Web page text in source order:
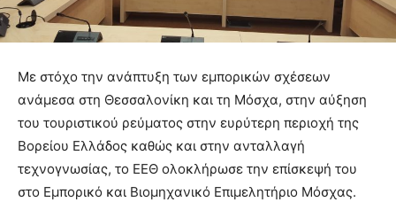
Με στόχο την ανάπτυξη των εμπορικών σχέσεων
ανάμεσα στη Θεσσαλονίκη και τη Μόσχα, στην αύξηση
του τουριστικού ρεύματος στην ευρύτερη περιοχή της
Βορείου Ελλάδος καθώς και στην ανταλλαγή
τεχνογνωσίας, το ΕΕΘ ολοκλήρωσε την επίσκεψή του
στο Εμπορικό και Βιομηχανικό Επιμελητήριο Μόσχας.